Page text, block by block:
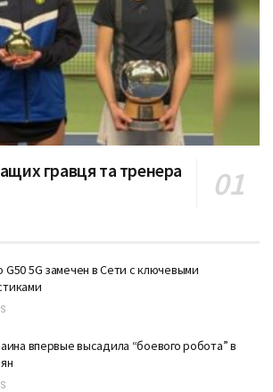
гравця та тренера
5G замечен в Сети с ключевыми
впервые высадила “боевого робота” в